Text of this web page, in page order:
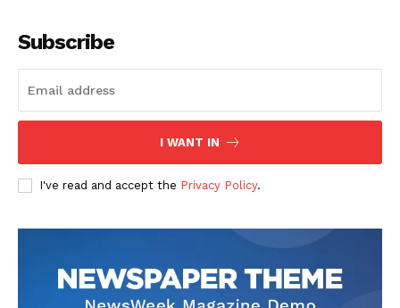
Subscribe
I WANT IN
I've read and accept the Privacy Policy.